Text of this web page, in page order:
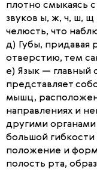
плотно смыкаясь
звуков ы, ж, ч, ш,
челюсть, что
д) Губы, придавая
отверстию, тем
е) Язык — главный
представляет
мышц,
направлениях и
другими
большой
положение и
полость рта,